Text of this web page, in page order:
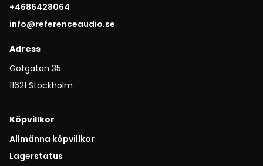
+4686428064
info@referenceaudio.se
Adress
Götgatan 35
11621 Stockholm
Köpvillkor
Allmänna köpvillkor
Lagerstatus